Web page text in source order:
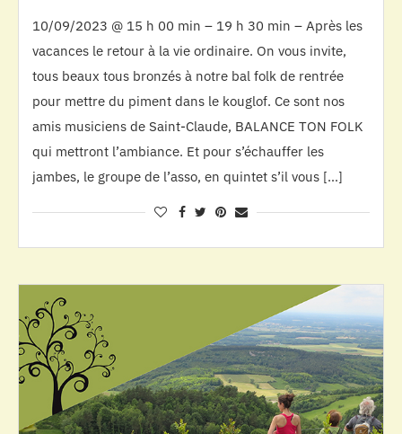
10/09/2023 @ 15 h 00 min – 19 h 30 min – Après les
vacances le retour à la vie ordinaire. On vous invite,
tous beaux tous bronzés à notre bal folk de rentrée
pour mettre du piment dans le kouglof. Ce sont nos
amis musiciens de Saint-Claude, BALANCE TON FOLK
qui mettront l’ambiance. Et pour s’échauffer les
jambes, le groupe de l’asso, en quintet s’il vous […]